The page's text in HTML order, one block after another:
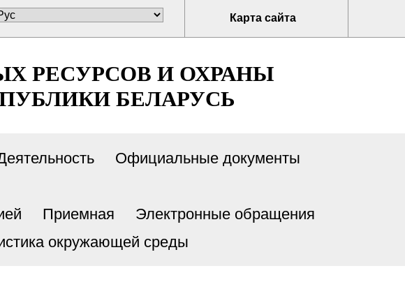
Карта сайта
РЕСУРСОВ И ОХРАНЫ
БЕЛАРУСЬ
Официальные документы
Приемная
Электронные обращения
окружающей среды